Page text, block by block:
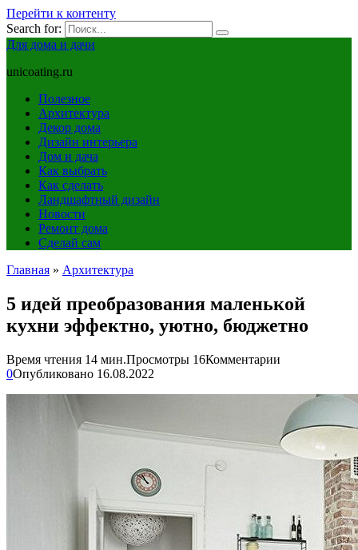
Перейти к контенту
Search for:
Для дома и дачи
unicoating.ru
Полезное
Архитектура
Декор дома
Дизайн интерьера
Дом и дача
Как выбрать
Как сделать
Ландшафтный дизайн
Новости
Ремонт дома
Сделай сам
Главная » Архитектура
5 идей преобразования маленькой
кухни эффектно, уютно, бюджетно
Время чтения 14 мин.Просмотры 16Комментарии
0Опубликовано 16.08.2022